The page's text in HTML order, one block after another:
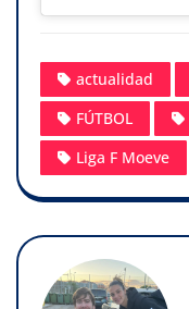
actualidad
FÚTBOL
Liga F Moeve